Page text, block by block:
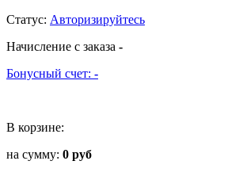
Статус: Авторизируйтесь
Начисление с заказа -
Бонусный счет: -
В корзине:
на сумму: 0 руб